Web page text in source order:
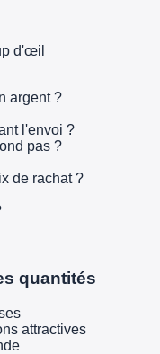
d'œil
argent ?
l'envoi ?
pas ?
de rachat ?
quantités
attractives